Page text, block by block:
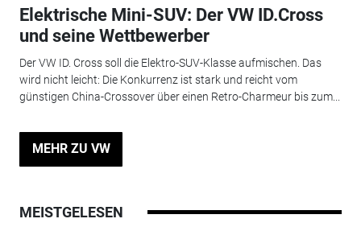
Elektrische Mini-SUV: Der VW ID.Cross
und seine Wettbewerber
Der VW ID. Cross soll die Elektro-SUV-Klasse aufmischen. Das
wird nicht leicht: Die Konkurrenz ist stark und reicht vom
günstigen China-Crossover über einen Retro-Charmeur bis zum...
MEHR ZU VW
MEISTGELESEN